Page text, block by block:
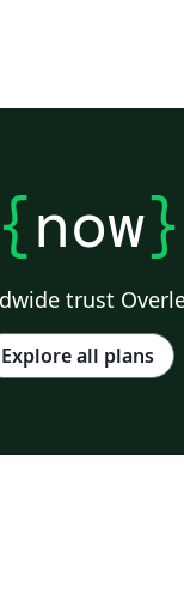
{now}
trust
Explore all plans